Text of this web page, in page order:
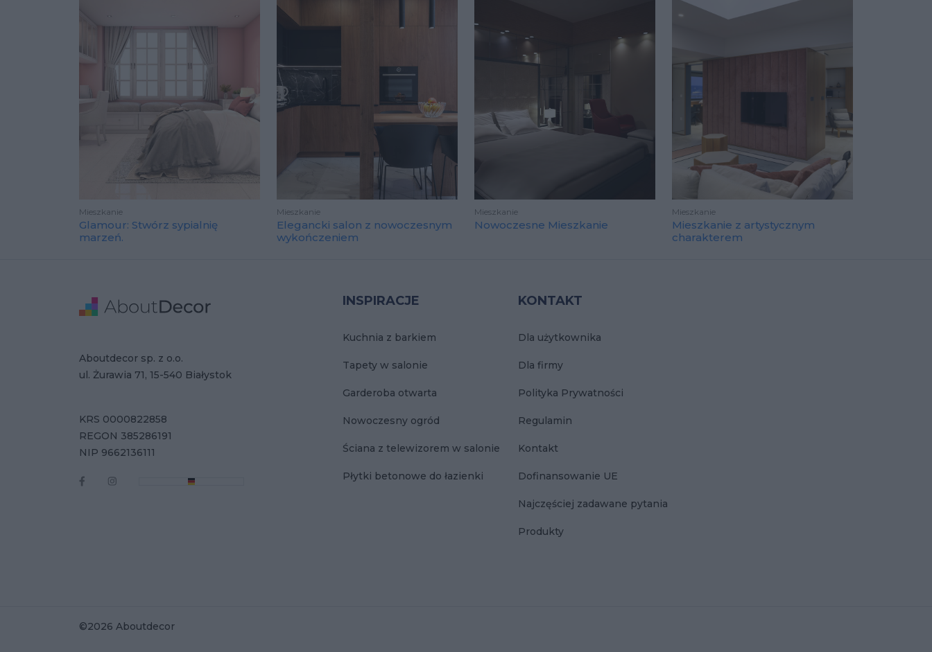
Mieszkanie
Glamour: Stwórz sypialnię
marzeń.
Mieszkanie
Elegancki salon z nowoczesnym
wykończeniem
Mieszkanie
Nowoczesne Mieszkanie
Mieszkanie
Mieszkanie z artystycznym
charakterem
INSPIRACJE
Kuchnia z barkiem
Tapety w salonie
Garderoba otwarta
Nowoczesny ogród
Ściana z telewizorem w salonie
Płytki betonowe do łazienki
KONTAKT
Dla użytkownika
Dla firmy
Polityka Prywatności
Regulamin
Kontakt
Dofinansowanie UE
Najczęściej zadawane pytania
Produkty
Adres
Aboutdecor sp. z o.o.
ul. Żurawia 71, 15-540 Białystok
Dane Firmy
KRS 0000822858
REGON 385286191
NIP 9662136111
©2026 Aboutdecor